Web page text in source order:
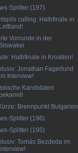
Splitter (197)
calling: Halbfinale in
Lettland!
Vorrunde in der
Slowakei
Halbfinale in Kroatien!
Jonathan Fagerlund
Interview!
Kandidaten
bekannt!
Brennpunkt Bulgarien
Splitter (196)
Splitter (195)
Tomás Bezdeda im
Interview!